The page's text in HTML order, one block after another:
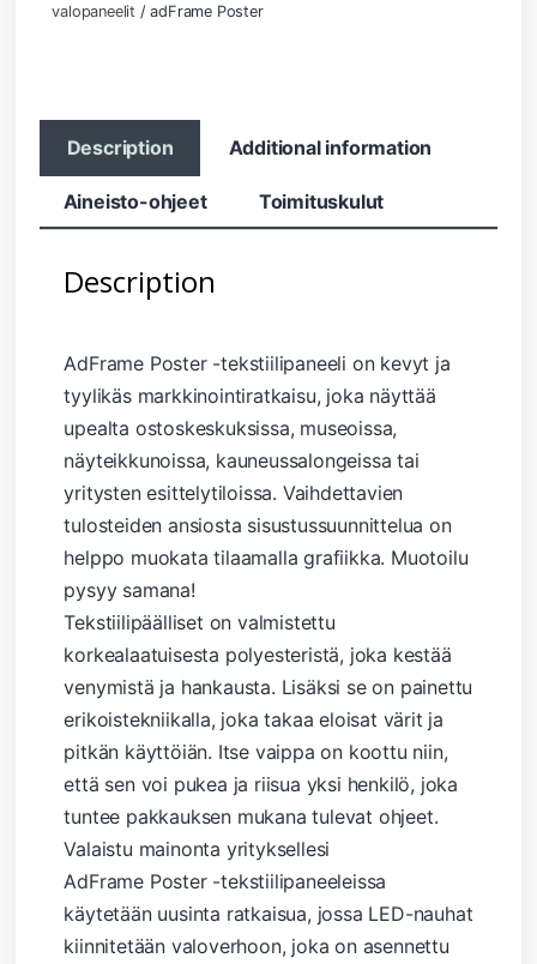
valopaneelit / adFrame Poster
Description Additional information
Aineisto-ohjeet Toimituskulut
Description
AdFrame Poster -tekstiilipaneeli on kevyt ja
tyylikäs markkinointiratkaisu, joka näyttää
upealta ostoskeskuksissa, museoissa,
näyteikkunoissa, kauneussalongeissa tai
yritysten esittelytiloissa. Vaihdettavien
tulosteiden ansiosta sisustussuunnittelua on
helppo muokata tilaamalla grafiikka. Muotoilu
pysyy samana!
Tekstiilipäälliset on valmistettu
korkealaatuisesta polyesteristä, joka kestää
venymistä ja hankausta. Lisäksi se on painettu
erikoistekniikalla, joka takaa eloisat värit ja
pitkän käyttöiän. Itse vaippa on koottu niin,
että sen voi pukea ja riisua yksi henkilö, joka
tuntee pakkauksen mukana tulevat ohjeet.
Valaistu mainonta yrityksellesi
AdFrame Poster -tekstiilipaneeleissa
käytetään uusinta ratkaisua, jossa LED-nauhat
kiinnitetään valoverhoon, joka on asennettu